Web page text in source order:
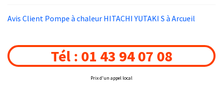
Avis Client Pompe à chaleur HITACHI YUTAKI S à Arcueil
Tél : 01 43 94 07 08
Prix d'un appel local